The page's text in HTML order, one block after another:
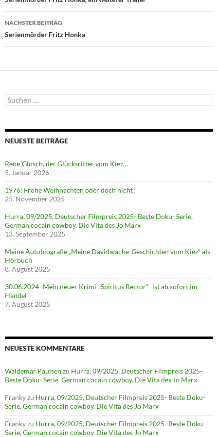
NÄCHSTER BEITRAG
Serienmörder Fritz Honka
Suchen
nach:
NEUESTE BEITRÄGE
Rene´Glosch, der Glücksritter vom Kiez…
5. Januar 2026
1976: Frohe Weihnachten oder doch nicht?
25. November 2025
Hurra, 09/2025, Deutscher Filmpreis 2025- Beste Doku- Serie,
German cocain cowboy. Die Vita des Jo Marx
13. September 2025
Meine Autobiografie „Meine Davidwache-Geschichten vom Kiez“ als
Hörbuch
8. August 2025
30.06.2024- Mein neuer Krimi-„Spiritus Rector“ -ist ab sofort im
Handel
7. August 2025
NEUESTE KOMMENTARE
Waldemar Paulsen zu Hurra, 09/2025, Deutscher Filmpreis 2025-
Beste Doku- Serie, German cocain cowboy. Die Vita des Jo Marx
Frankyzu Hurra, 09/2025, Deutscher Filmpreis 2025- Beste Doku-
Serie, German cocain cowboy. Die Vita des Jo Marx
Frankyzu Hurra, 09/2025, Deutscher Filmpreis 2025- Beste Doku-
Serie, German cocain cowboy. Die Vita des Jo Marx